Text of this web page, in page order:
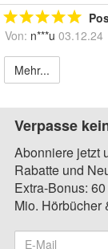
Von: n***u 03.12.24
Mehr...
Verpasse
Abonniere jetzt
Rabatte und
Extra-Bonus:
Mio. Hörbücher